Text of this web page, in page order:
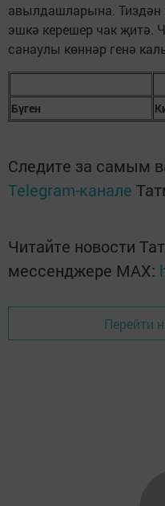
авылдашларына. Тиздән
эшкә керешер чак җитә.
санаулы көннәр генә
Бүген
Следите за самым
Telegram-канале
Читайте новости
мессенджере MАХ:
Перейти